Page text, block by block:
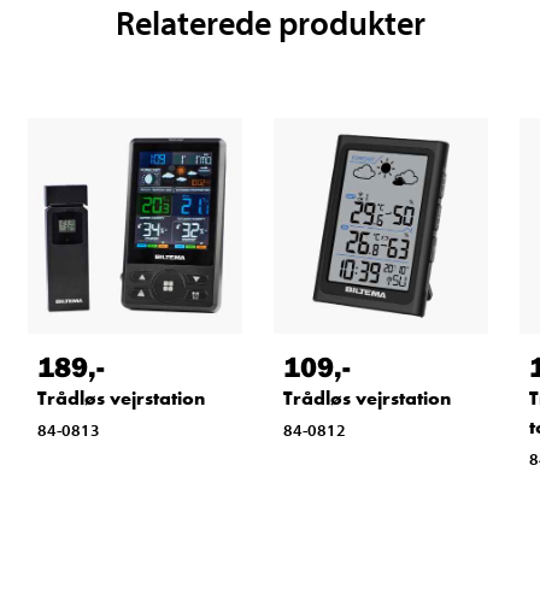
Relaterede produkter
189,-
Trådløs vejrstation
84-0813
109,-
Trådløs vejrstation
84-0812